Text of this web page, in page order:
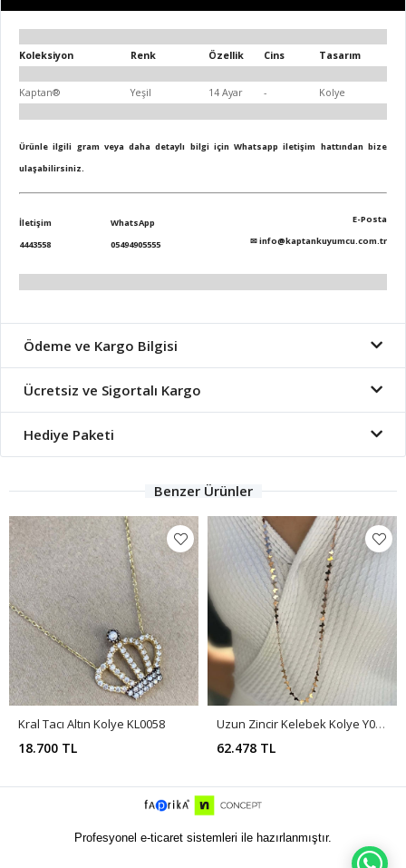
Koleksiyon Renk Özellik Cins Tasarım
Kaptan® Yeşil 14 Ayar - Kolye
Ürünle ilgili gram veya daha detaylı bilgi için Whatsapp iletişim hattından bize
ulaşabilirsiniz.
İletişim
4443558
WhatsApp
05494905555
E-Posta
✉info@kaptankuyumcu.com.tr
Ödeme ve Kargo Bilgisi
Ücretsiz ve Sigortalı Kargo
Hediye Paketi
Benzer Ürünler
Kral Tacı Altın Kolye KL0058
18.700 TL
Uzun Zincir Kelebek Kolye Y00531
62.478 TL
Profesyonel e-ticaret sistemleri ile hazırlanmıştır.